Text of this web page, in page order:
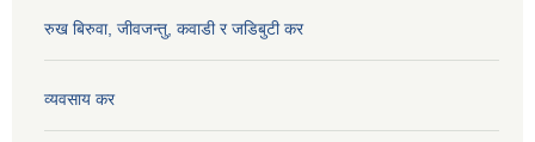
रुख बिरुवा, जीवजन्तु, कवाडी र जडिबुटी कर
व्यवसाय कर